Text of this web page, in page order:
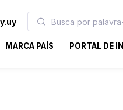
MARCA PAÍS PORTAL DE